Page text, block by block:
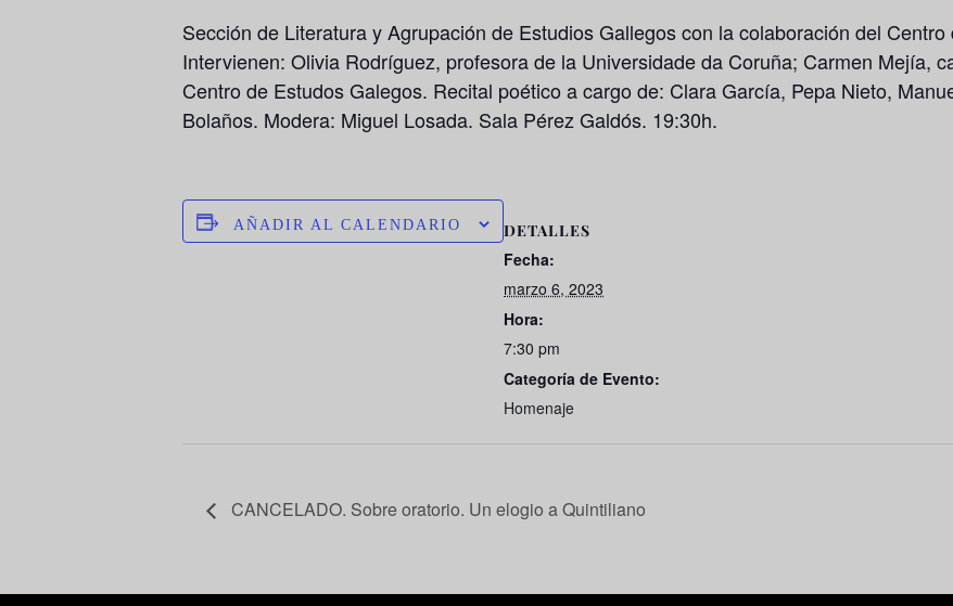
Sección de Literatura y Agrupación de Estudios Gallegos con la colaboración del
Intervienen: Olivia Rodríguez, profesora de la Universidade da Coruña; Carmen Mejía,
Centro de Estudos Galegos. Recital poético a cargo de: Clara García, Pepa Nieto,
Bolaños. Modera: Miguel Losada. Sala Pérez Galdós. 19:30h.
AÑADIR AL CALENDARIO DETALLES
Fecha:
marzo 6, 2023
Hora:
7:30 pm
Categoría de Evento:
Homenaje
CANCELADO. Sobre oratorio. Un elogio a Quintiliano